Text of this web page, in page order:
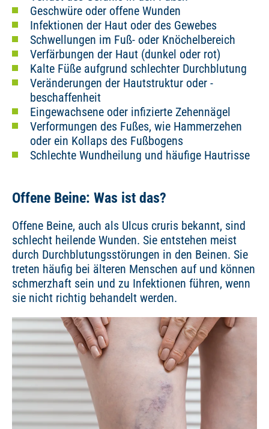
Geschwüre oder offene Wunden
Infektionen der Haut oder des Gewebes
Schwellungen im Fuß- oder Knöchelbereich
Verfärbungen der Haut (dunkel oder rot)
Kalte Füße aufgrund schlechter Durchblutung
Veränderungen der Hautstruktur oder -
beschaffenheit
Eingewachsene oder infizierte Zehennägel
Verformungen des Fußes, wie Hammerzehen
oder ein Kollaps des Fußbogens
Schlechte Wundheilung und häufige Hautrisse
Offene Beine: Was ist das?
Offene Beine, auch als Ulcus cruris bekannt, sind
schlecht heilende Wunden. Sie entstehen meist
durch Durchblutungsstörungen in den Beinen. Sie
treten häufig bei älteren Menschen auf und können
schmerzhaft sein und zu Infektionen führen, wenn
sie nicht richtig behandelt werden.